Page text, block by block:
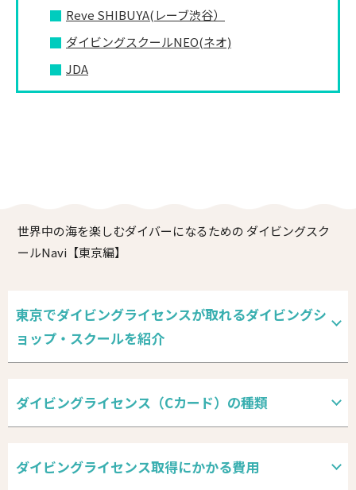
Reve SHIBUYA(レーブ渋谷）
ダイビングスクールNEO(ネオ)
JDA
世界中の海を楽しむダイバーになるための ダイビングスク
ールNavi【東京編】
東京でダイビングライセンスが取れるダイビングシ
ョップ・スクールを紹介
ダイビングライセンス（Cカード）の種類
ダイビングライセンス取得にかかる費用